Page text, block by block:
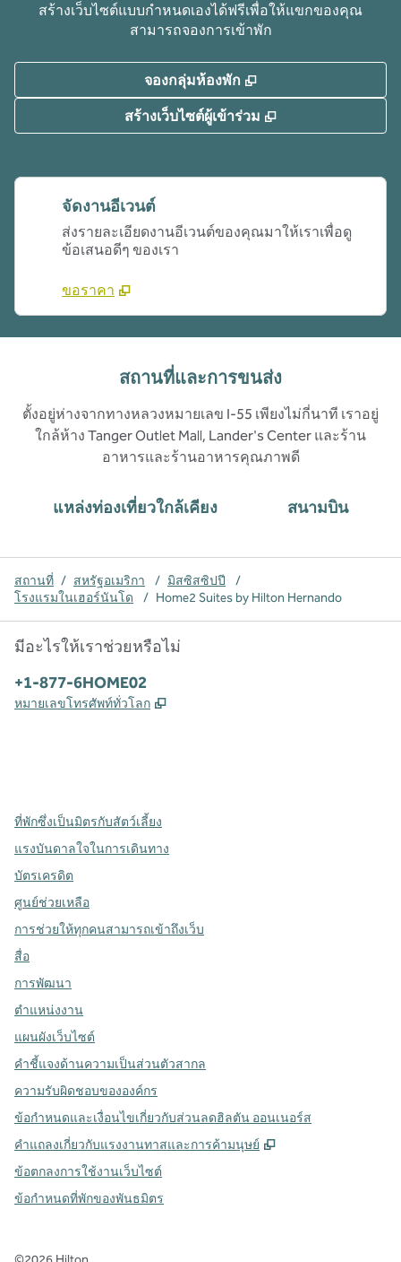
สร้างเว็บไซต์แบบกําหนดเองได้ฟรีเพื่อให้แขกของคุณ
สามารถจองการเข้าพัก
จองกลุ่มห้องพัก ,
สร้างเว็บไซต์ผู้เข้าร่วม ,
จัดงานอีเวนต์
ส่งรายละเอียดงานอีเวนต์ของคุณมาให้เราเพื่อดู
ข้อเสนอดีๆ ของเรา
ขอราคา
สถานที่และการขนส่ง
ตั้งอยู่ห่างจากทางหลวงหมายเลข I-55 เพียงไม่กี่นาที เราอยู่
ใกล้ห้าง Tanger Outlet Mall, Lander's Center และร้าน
อาหารและร้านอาหารคุณภาพดี
แหล่งท่องเที่ยวใกล้เคียง สนามบิน
สถานที่ / สหรัฐอเมริกา / มิสซิสซิปปี
/
โรงแรมในเฮอร์นันโด
/ Home2 Suites by Hilton Hernando
มีอะไรให้เราช่วยหรือไม่
โทรศัพท์:
+1-877-6HOME02
หมายเลขโทรศัพท์ทั่วโลก ,
ที่พักซึ่งเป็นมิตรกับสัตว์เลี้ยง
แรงบันดาลใจในการเดินทาง
บัตรเครดิต
ศูนย์ช่วยเหลือ
การช่วยให้ทุกคนสามารถเข้าถึงเว็บ
สื่อ
การพัฒนา
ตำแหน่งงาน
แผนผังเว็บไซต์
คำชี้แจงด้านความเป็นส่วนตัวสากล
ความรับผิดชอบขององค์กร
ข้อกำหนดและเงื่อนไขเกี่ยวกับส่วนลดฮิลตัน ออนเนอร์ส
คําแถลงเกี่ยวกับแรงงานทาสและการค้ามนุษย์
,
ข้อตกลงการใช้งานเว็บไซต์
ข้อกําหนดที่พักของพันธมิตร